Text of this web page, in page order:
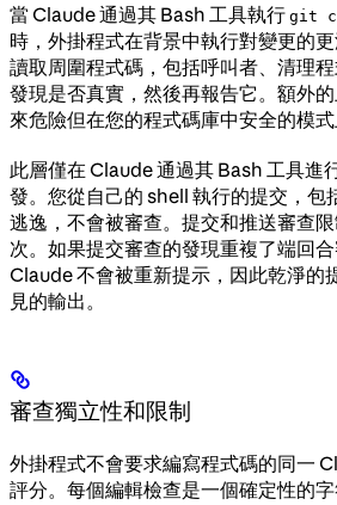
當 Claude 通過其 Bash 工具執行 git
時，外掛程式在背景中執行對變更的
讀取周圍程式碼，包括呼叫者、清理
發現是否真實，然後再報告它。額外
來危險但在您的程式碼庫中安全的模式
此層僅在 Claude 通過其 Bash 工具進
發。您從自己的 shell 執行的提交，包
逃逸，不會被審查。提交和推送審查
次。如果提交審查的發現重複了端回
Claude 不會被重新提示，因此乾淨的
見的輸出。
審查獨立性和限制
外掛程式不會要求編寫程式碼的同一
評分。每個編輯檢查是一個確定性的